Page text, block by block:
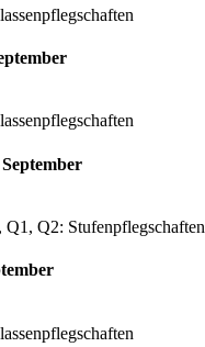
Q1, Q2: Stufenpflegschaften